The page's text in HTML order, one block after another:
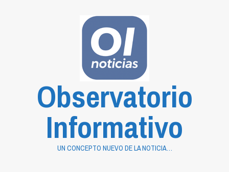
Observatorio
Informativo
UN CONCEPTO NUEVO DE LA NOTICIA…